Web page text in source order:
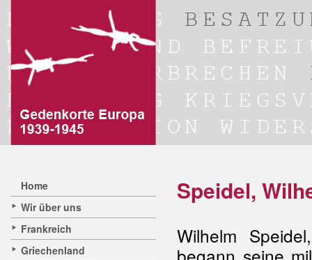
Home
Wir über uns
Frankreich
Griechenland
Speidel,
Wilhelm